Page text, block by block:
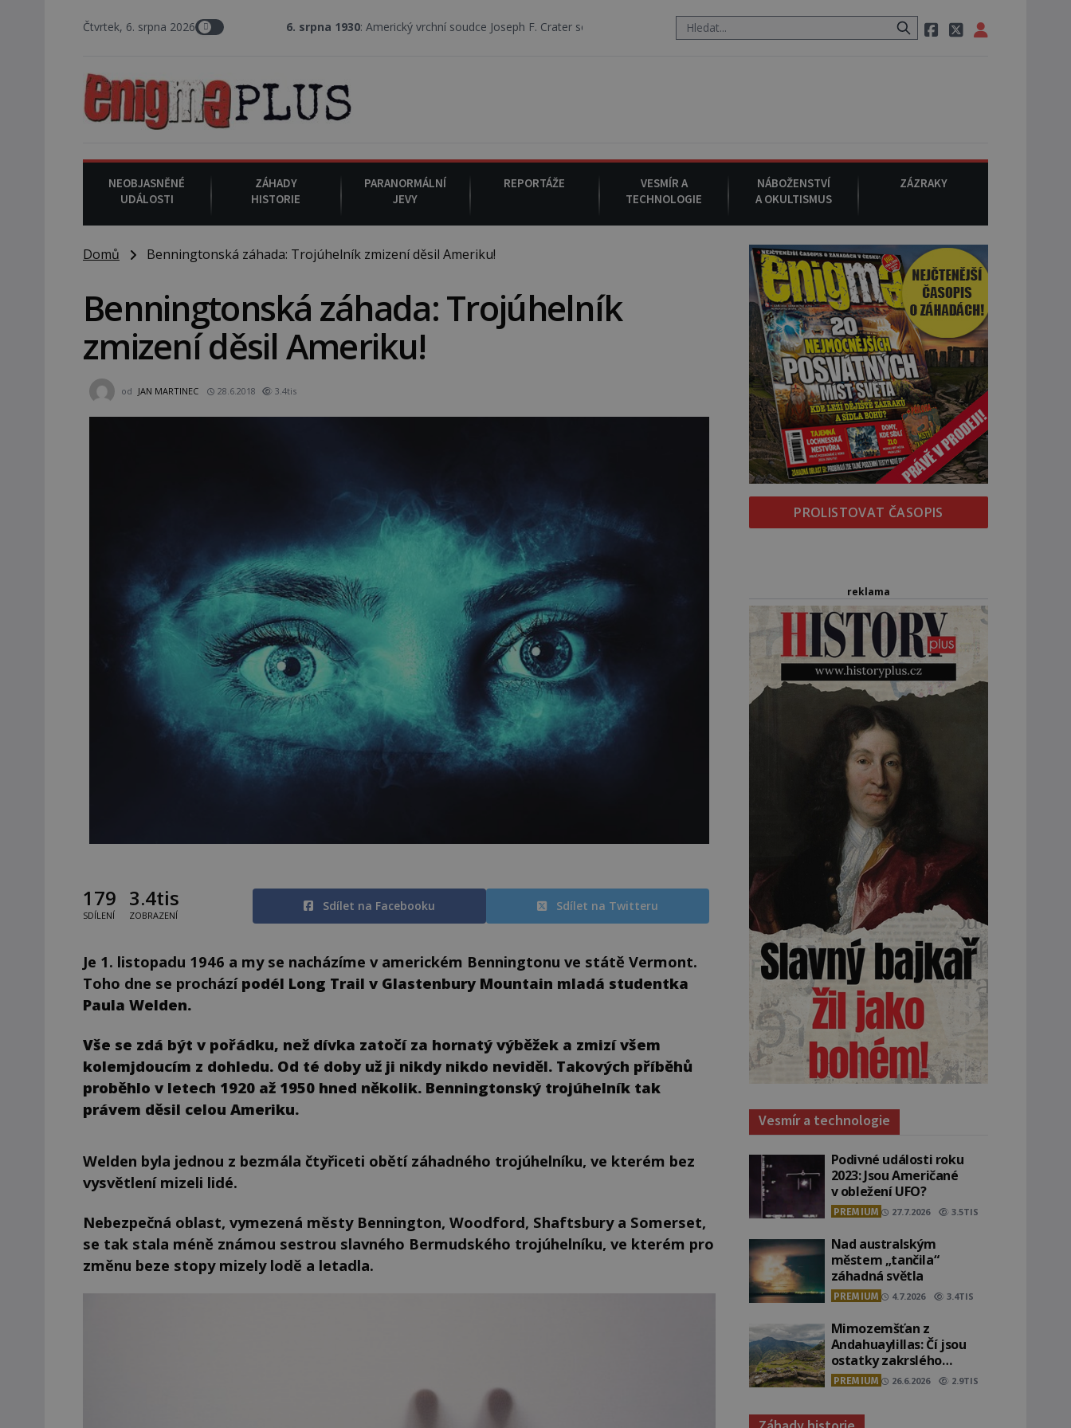
Čtvrtek, 6. srpna 2026 6. srpna 1930 : Americký vrchní soudce Joseph F. Crater se 6. srpna 1930 navečeří ve své oblíbené restauraci, pak si na ulici zavolá taxi, nasedne do něj a už ho
NEOBJASNĚNÉ
UDÁLOSTI
ZÁHADY
HISTORIE
PARANORMÁLNÍ
JEVY
REPORTÁŽE
VESMÍR A
TECHNOLOGIE
NÁBOŽENSTVÍ
A OKULTISMUS
ZÁZRAKY
Domů Benningtonská záhada: Trojúhelník zmizení děsil Ameriku!
Benningtonská záhada: Trojúhelník
zmizení děsil Ameriku!
od JAN MARTINEC 28.6.2018 3.4tis
179
SDÍLENÍ
3.4tis
ZOBRAZENÍ
Sdílet na Facebooku Sdílet na Twitteru
Je 1. listopadu 1946 a my se nacházíme v americkém Benningtonu ve státě Vermont.
Toho dne se prochází podél Long Trail v Glastenbury Mountain mladá studentka
Paula Welden.
Vše se zdá být v pořádku, než dívka zatočí za hornatý výběžek a zmizí všem
kolemjdoucím z dohledu. Od té doby už ji nikdy nikdo neviděl. Takových příběhů
proběhlo v letech 1920 až 1950 hned několik. Benningtonský trojúhelník tak
právem děsil celou Ameriku.
Welden byla jednou z bezmála čtyřiceti obětí záhadného trojúhelníku, ve kterém bez
vysvětlení mizeli lidé.
Nebezpečná oblast, vymezená městy Bennington, Woodford, Shaftsbury a Somerset,
se tak stala méně známou sestrou slavného Bermudského trojúhelníku, ve kterém pro
změnu beze stopy mizely lodě a letadla.
PROLISTOVAT ČASOPIS
reklama
Vesmír a technologie
Podivné události roku
2023: Jsou Američané
v obležení UFO?
PREMIUM 27.7.2026 3.5TIS
Nad australským
městem „tančila“
záhadná světla
PREMIUM 4.7.2026 3.4TIS
Mimozemšťan z
Andahuaylillas: Čí jsou
ostatky zakrslého
stvoření s ohromnou
lebkou?
PREMIUM 26.6.2026 2.9TIS